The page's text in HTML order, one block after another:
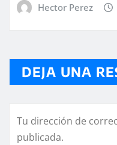
Hector Perez
DEJA UNA
Tu dirección de
publicada.